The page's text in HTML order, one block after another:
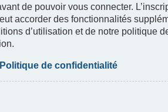
de pouvoir vous connecter.
accorder des fonctionnalités
d’utilisation et de notre politique
Politique de confidentialité